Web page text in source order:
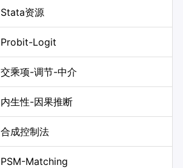
Stata资源
Probit-Logit
交乘项-调节-中介
内生性-因果推断
合成控制法
PSM-Matching